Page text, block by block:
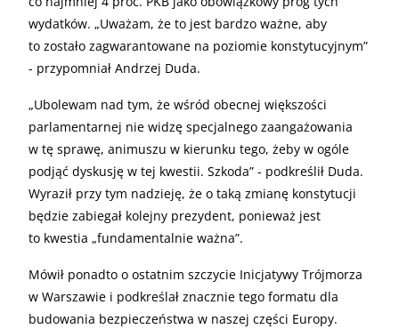
wydatków. „Uważam, że to jest bardzo ważne, aby
to zostało zagwarantowane na poziomie konstytucyjnym”
- przypomniał Andrzej Duda.
„Ubolewam nad tym, że wśród obecnej większości
parlamentarnej nie widzę specjalnego zaangażowania
w tę sprawę, animuszu w kierunku tego, żeby w ogóle
podjąć dyskusję w tej kwestii. Szkoda” - podkreślił Duda.
Wyraził przy tym nadzieję, że o taką zmianę konstytucji
będzie zabiegał kolejny prezydent, ponieważ jest
to kwestia „fundamentalnie ważna”.
Mówił ponadto o ostatnim szczycie Inicjatywy Trójmorza
w Warszawie i podkreślał znacznie tego formatu dla
budowania bezpieczeństwa w naszej części Europy.